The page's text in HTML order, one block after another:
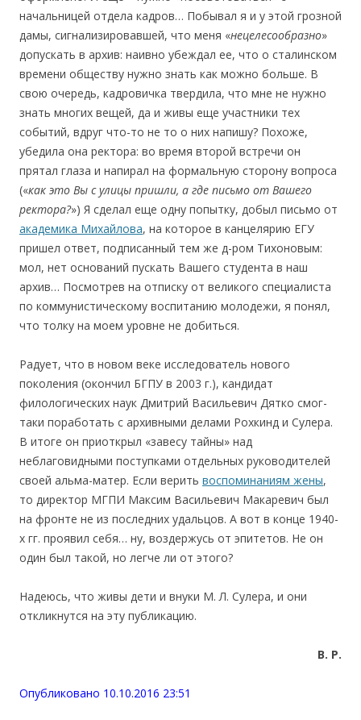
начальницей отдела кадров… Побывал я и у этой грозной
дамы, сигнализировавшей, что меня «нецелесообразно»
допускать в архив: наивно убеждал ее, что о сталинском
времени обществу нужно знать как можно больше. В
свою очередь, кадровичка твердила, что мне не нужно
знать многих вещей, да и живы еще участники тех
событий, вдруг что-то не то о них напишу? Похоже,
убедила она ректора: во время второй встречи он
прятал глаза и напирал на формальную сторону вопроса
(«как это Вы с улицы пришли, а где письмо от Вашего
ректора?») Я сделал еще одну попытку, добыл письмо от
академика Михайлова, на которое в канцелярию ЕГУ
пришел ответ, подписанный тем же д-ром Тихоновым:
мол, нет оснований пускать Вашего студента в наш
архив… Посмотрев на отписку от великого специалиста
по коммунистическому воспитанию молодежи, я понял,
что толку на моем уровне не добиться.
Радует, что в новом веке исследователь нового
поколения (окончил БГПУ в 2003 г.), кандидат
филологических наук Дмитрий Васильевич Дятко смог-
таки поработать с архивными делами Рохкинд и Сулера.
В итоге он приоткрыл «завесу тайны» над
неблаговидными поступками отдельных руководителей
своей альма-матер. Если верить воспоминаниям жены,
то директор МГПИ Максим Васильевич Макаревич был
на фронте не из последних удальцов. А вот в конце 1940-
х гг. проявил себя… ну, воздержусь от эпитетов. Не он
один был такой, но легче ли от этого?
Надеюсь, что живы дети и внуки М. Л. Сулера, и они
откликнутся на эту публикацию.
В. Р.
Опубликовано 10.10.2016 23:51